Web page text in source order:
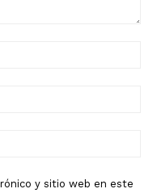
y sitio web en este